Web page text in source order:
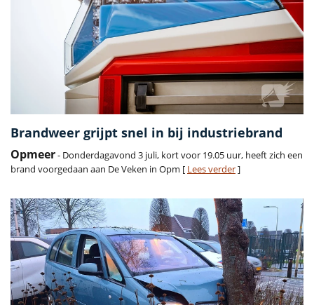
Brandweer grijpt snel in bij industriebrand
Opmeer- Donderdagavond 3 juli, kort voor 19.05 uur, heeft zich een
brand voorgedaan aan De Veken in Opm [ Lees verder]